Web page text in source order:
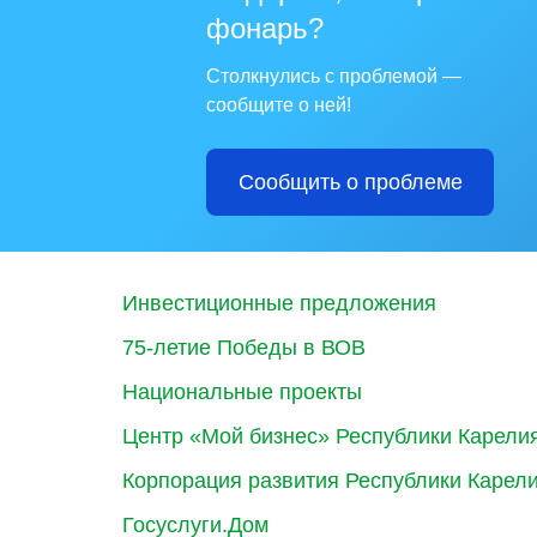
фонарь?
Столкнулись с проблемой —
сообщите о ней!
Сообщить о проблеме
Инвестиционные предложения
75-летие Победы в ВОВ
Национальные проекты
Центр «Мой бизнес» Республики
Корпорация развития Республики
Госуслуги.Дом